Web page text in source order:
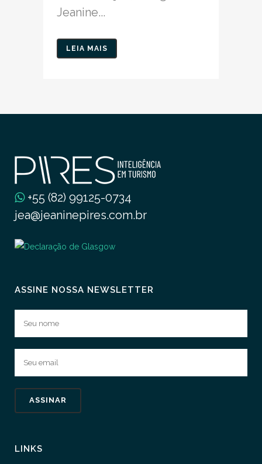
Jeanine...
LEIA MAIS
+55 (82) 99125-0734
jea@jeaninepires.com.br
ASSINE NOSSA NEWSLETTER
LINKS